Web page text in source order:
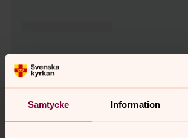
Samtycke Information
Tillbaka till toppen
Tillbaka till innehållet